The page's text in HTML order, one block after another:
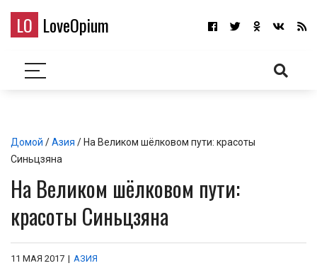
LO LoveOpium
Домой /Азия / На Великом шёлковом пути: красоты
Синьцзяна
На Великом шёлковом пути:
красоты Синьцзяна
11 МАЯ 2017 | АЗИЯ